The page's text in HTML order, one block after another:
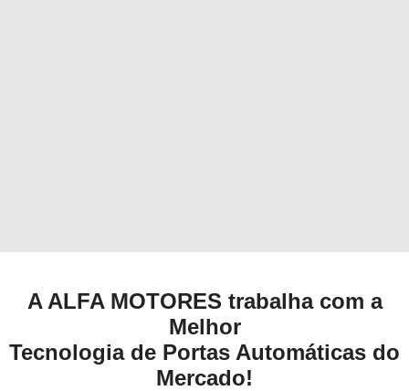
A ALFA MOTORES trabalha com a
Melhor
Tecnologia de Portas Automáticas do
Mercado!